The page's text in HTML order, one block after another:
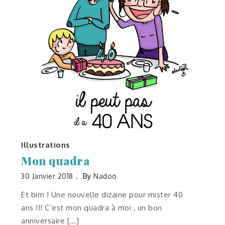
Illustrations
Mon quadra
30 Janvier 2018 ByNadoo
Et bim ! Une nouvelle dizaine pour mister 40
ans !!! C’est mon quadra à moi , un bon
anniversaire […]